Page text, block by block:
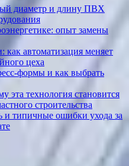
диаметр и длину ПВХ
опыт замены
автоматизация меняет
цеха
формы и как выбрать
эта технология становится
строительства
и типичные ошибки ухода за